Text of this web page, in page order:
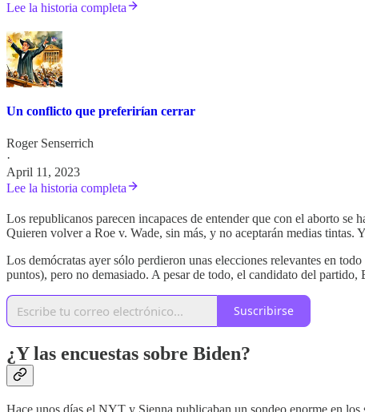
Lee la historia completa
Un conflicto que preferirían cerrar
Roger Senserrich
·
April 11, 2023
Lee la historia completa
Los republicanos parecen incapaces de entender que con el aborto
Quieren volver a Roe v. Wade, sin más, y no aceptarán medias tintas.
Los demócratas ayer sólo perdieron unas elecciones relevantes en
puntos), pero no demasiado. A pesar de todo, el candidato del
Suscribirse
¿Y las encuestas sobre Biden?
Hace unos días el NYT y Sienna publicaban un sondeo enorme en los